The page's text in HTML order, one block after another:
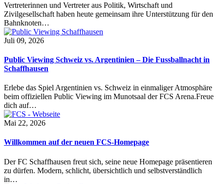
Vertreterinnen und Vertreter aus Politik, Wirtschaft und
Zivilgesellschaft haben heute gemeinsam ihre Unterstützung für den
Bahnknoten…
Juli 09, 2026
Public Viewing Schweiz vs. Argentinien – Die Fussballnacht in
Schaffhausen
Erlebe das Spiel Argentinien vs. Schweiz in einmaliger Atmosphäre
beim offiziellen Public Viewing im Munotsaal der FCS Arena.Freue
dich auf…
Mai 22, 2026
Willkommen auf der neuen FCS-Homepage
Der FC Schaffhausen freut sich, seine neue Homepage präsentieren
zu dürfen. Modern, schlicht, übersichtlich und selbstverständlich
in…